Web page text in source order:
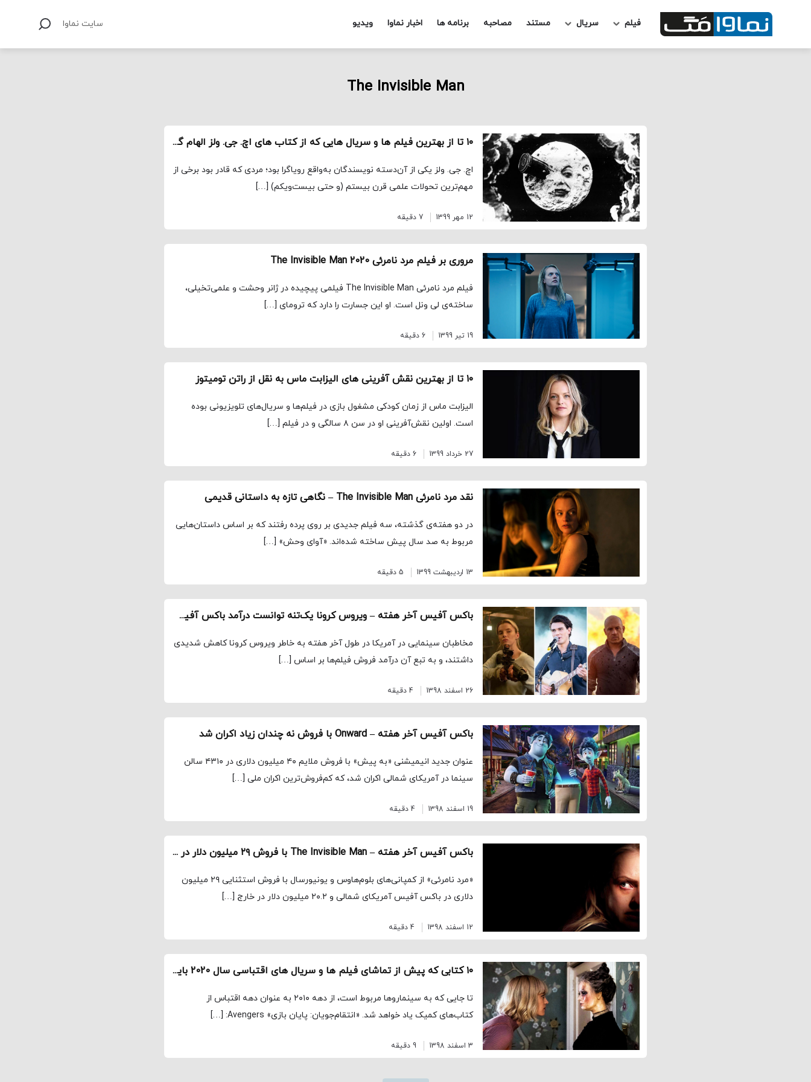
فیلم سریال مستند مصاحبه برنامه ها اخبار نماوا ویدیو سایت نماوا
The Invisible Man
۱۰ تا از بهترین فیلم ها و سریال هایی که از کتاب های اچ. جی. ولز الهام گرفته شده‌اند
اچ. جی. ولز یکی از آن‌دسته نویسندگان به‌واقع رویاگرا بود؛ مردی که قادر بود برخی از
مهم‌ترین تحولات علمی قرن بیستم (و حتی بیست‌ویکم) […]
12 مهر 1399 7 دقیقه
مروری بر فیلم مرد نامرئی The Invisible Man 2020
فیلم مرد نامرئی The Invisible Man فیلمی پیچیده در ژانر وحشت و علمی‌تخیلی،
ساخته‌ی لی ونل است. او این جسارت را دارد که ترومای […]
19 تیر 1399 6 دقیقه
۱۰ تا از بهترین نقش آفرینی های الیزابت ماس به نقل از راتن تومیتوز
الیزابت ماس از زمان کودکی مشغول بازی در فیلم‌ها و سریال‌های تلویزیونی بوده
است. اولین نقش‌آفرینی او در سن ۸ سالگی و در فیلم […]
27 خرداد 1399 6 دقیقه
نقد مرد نامرئی The Invisible Man – نگاهی تازه به داستانی قدیمی
در دو هفته‌ی گذشته، سه فیلم جدیدی بر روی پرده رفتند که بر اساس داستان‌هایی
مربوط به صد سال پیش ساخته شده‌اند. «آوای وحش» […]
13 اردیبهشت 1399 5 دقیقه
باکس آفیس آخر هفته – ویروس کرونا یک‌تنه توانست درآمد باکس آفیس آخر هفته را به پایین‌ترین مقدار خود در بیست سال اخیر برساند
مخاطبان سینمایی در آمریکا در طول آخر هفته به خاطر ویروس کرونا کاهش شدیدی
داشتند، و به تبع آن درآمد فروش فیلم‌ها بر اساس […]
26 اسفند 1398 4 دقیقه
باکس آفیس آخر هفته – Onward با فروش نه چندان زیاد اکران شد
عنوان جدید انیمیشنی «به پیش» با فروش ملایم ۴۰ میلیون دلاری در ۴۳۱۰ سالن
سینما در آمریکای شمالی اکران شد، که کم‌فروش‌ترین اکران ملی […]
19 اسفند 1398 4 دقیقه
باکس آفیس آخر هفته – The Invisible Man با فروش ۲۹ میلیون دلار در آمریکا اکران شد
«مرد نامرئی» از کمپانی‌های بلوم‌هاوس و یونیورسال با فروش استثنایی ۲۹ میلیون
دلاری در باکس آفیس آمریکای شمالی و ۲۰.۲ میلیون دلار در خارج […]
12 اسفند 1398 4 دقیقه
۱۰ کتابی که پیش از تماشای فیلم ها و سریال های اقتباسی سال 2020 باید بخوانید
تا جایی که به سینماروها مربوط است، از دهه ۲۰۱۰ به عنوان دهه اقتباس از
کتاب‌های کمیک یاد خواهد شد. «انتقام‌جویان: پایان بازی» Avengers: […]
3 اسفند 1398 9 دقیقه